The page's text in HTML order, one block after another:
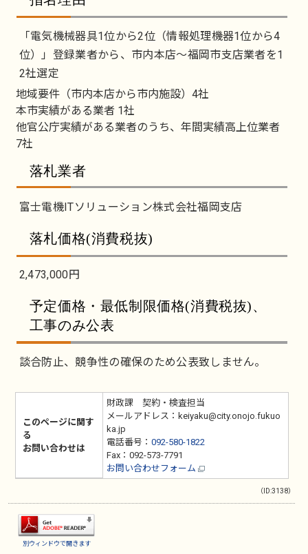
「電気機械器具1位から2位（情報処理機器1位から4
位）」登録業者から、市内本店～福岡市支店業者を1
2社選定
地域要件（市内本店から市内施設）4社
本市実績がある業者 1社
他官公庁実績がある業者のうち、年間実績高上位業者
7社
落札業者
富士電機ITソリューション株式会社福岡支店
落札価格(消費税抜)
2,473,000円
予定価格・最低制限価格(消費税抜)、
工事のみ公表
談合防止、競争性の確保のため公表致しません。
このページに関す
る
お問い合わせは
財政課 契約・検査担当
メールアドレス：keiyaku@city.onojo.fukuo
ka.jp
電話番号： 092-580-1822
Fax：092-573-7791
お問い合わせフォーム
（ID:3138）
別ウィンドウで開きます